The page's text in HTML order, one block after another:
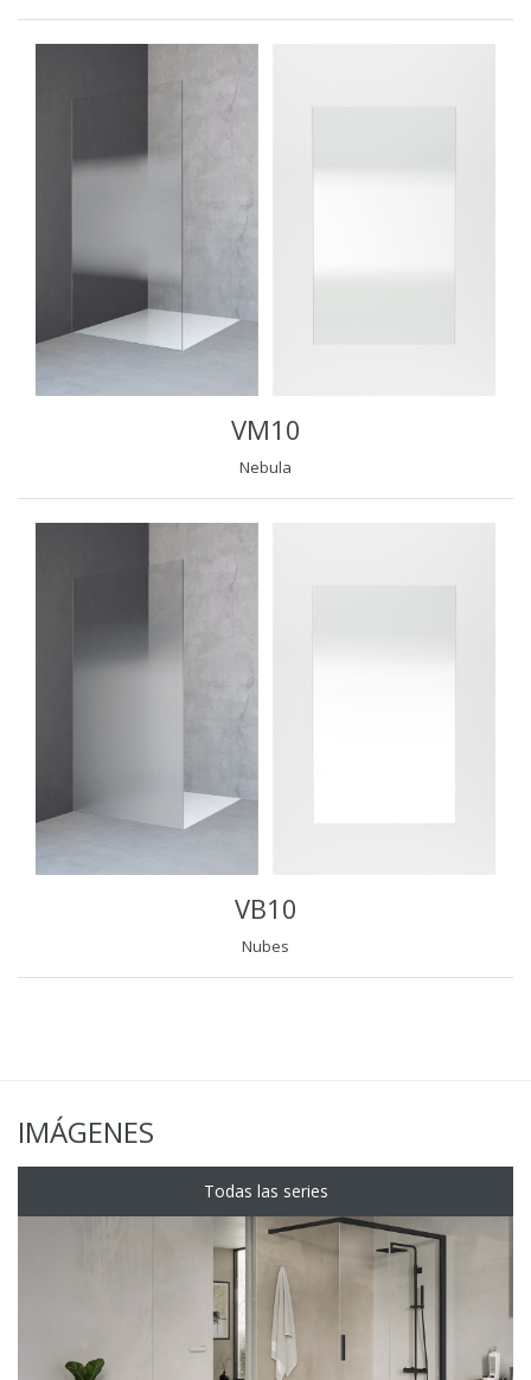
VM10
Nebula
VB10
Nubes
IMÁGENES
Todas las series